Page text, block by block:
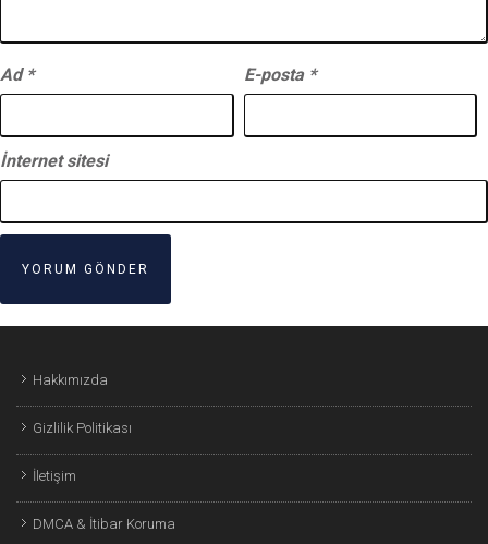
Ad * E-posta *
İnternet sitesi
Hakkımızda
Gizlilik Politikası
İletişim
DMCA & İtibar Koruma